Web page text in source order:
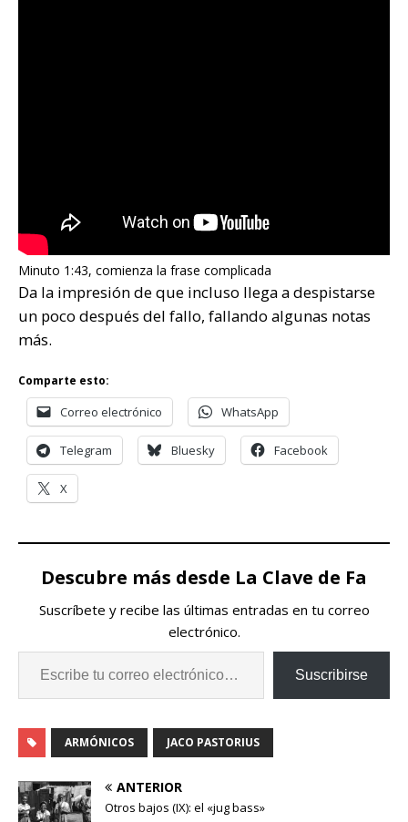
Minuto 1:43, comienza la frase complicada
Da la impresión de que incluso llega a despistarse
un poco después del fallo, fallando algunas notas
más.
Comparte esto:
Correo electrónico WhatsApp
Telegram Bluesky Facebook
X
Descubre más desde La Clave de Fa
Suscríbete y recibe las últimas entradas en tu correo
electrónico.
Suscribirse
ARMÓNICOS JACO PASTORIUS
ANTERIOR
Otros bajos (IX): el «jug bass»